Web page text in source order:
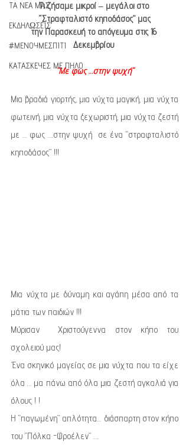
ΤΑ ΝΕΑ ΜΑΣ
ΕΚΔΗΛΩΣΕΙΣ
#ΜΕΝΟΥΜΕΣΠΙΤΙ
ΚΑΤΑΣΚΕΥΕΣ ΜΕ ΠΗΛΟ
Τι ζήσαμε μικροί – μεγάλοι στο
“Στραφταλιστό κηποδάσος” μας
την Παρασκευή το απόγευμα στις 16
Δεκεμβρίου
“Με φως …στην ψυχή”
Μια βραδιά γιορτής, μια νύχτα μαγική, μια νύχτα
φωτεινή, μια νύχτα ξεχωριστή, μια νύχτα ζεστή
με … φως ….στην ψυχή  σε ένα “στραφταλιστό
κηποδάσος” !!!
Μια νύχτα με δύναμη και αγάπη μέσα από τα
μάτια των παιδιών !!!
Μύρισαν  Χριστούγεννα στον κήπο του
σχολειού μας!
Ένα σκηνικό μαγείας σε μια νύχτα που τα είχε
όλα … μα πάνω από όλα μια ζεστή αγκαλιά για
όλους ! !
Η “παγωμένη” απλότητα… διάσπαρτη στον κήπο
του “Πόλκα -Φροέλεν” ….